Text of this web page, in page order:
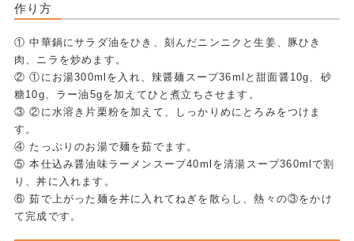
作り方
① 中華鍋にサラダ油をひき、刻んだニンニクと生姜、豚ひき
肉、ニラを炒めます。
② ①にお湯300mlを入れ、辣醤麺スープ36mlと甜面醤10g、砂
糖10g、ラー油5gを加えてひと煮立ちさせます。
③ ②に水溶き片栗粉を加えて、しっかりめにとろみをつけま
す。
④ たっぷりのお湯で麺を茹でます。
⑤ 本仕込み醤油味ラーメンスープ40mlを清湯スープ360mlで割
り、丼に入れます。
⑥ 茹で上がった麺を丼に入れてねぎを散らし、熱々の③をかけ
て完成です。